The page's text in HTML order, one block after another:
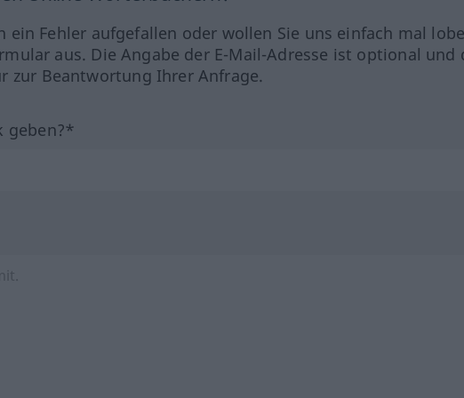
ein Fehler aufgefallen oder wollen Sie uns einfach mal
aus. Die Angabe der E-Mail-Adresse ist optional und
zur Beantwortung Ihrer Anfrage.
geben?*